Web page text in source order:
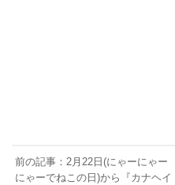
前の記事：2月22日(にゃーにゃー
にゃーでねこの日)から『カナヘイ